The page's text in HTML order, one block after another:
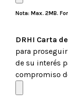
Nota: Max. 2MB.
DRHI Carta
para
de su interés
compromiso